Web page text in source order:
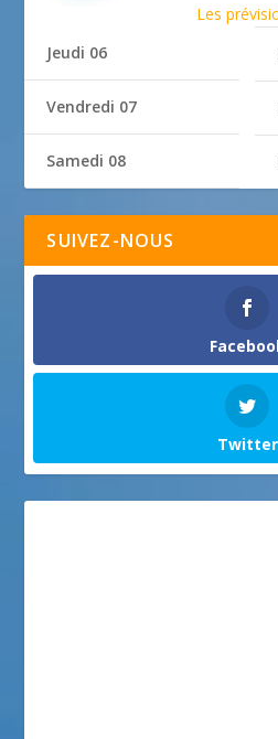
Les
Jeudi 06
Vendredi 07
Samedi 08
SUIVEZ-NOUS
Twitter